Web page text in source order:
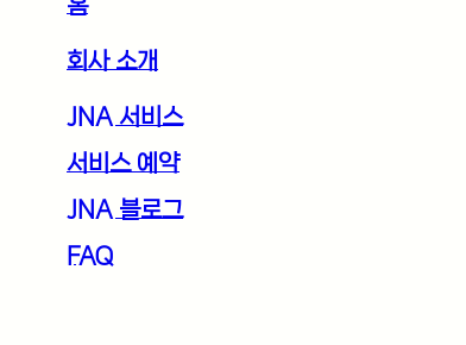
회사 소개
JNA 서비스
서비스 예약
JNA 블로그
FAQ